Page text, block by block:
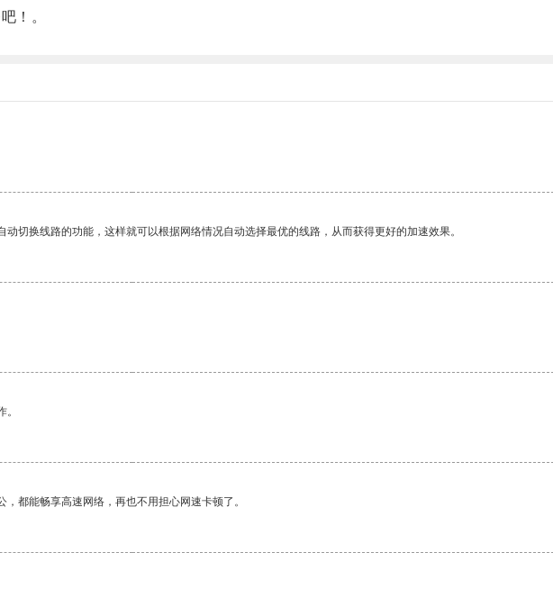
！。
切换线路的功能，这样就可以根据网络情况自动选择最优的线路，从而获得更好的加速效果。
都能畅享高速网络，再也不用担心网速卡顿了。